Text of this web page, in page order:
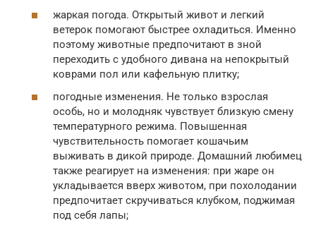
жаркая погода. Открытый живот и легкий
ветерок помогают быстрее охладиться. Именно
поэтому животные предпочитают в зной
переходить с удобного дивана на непокрытый
коврами пол или кафельную плитку;
погодные изменения. Не только взрослая
особь, но и молодняк чувствует близкую смену
температурного режима. Повышенная
чувствительность помогает кошачьим
выживать в дикой природе. Домашний любимец
также реагирует на изменения: при жаре он
укладывается вверх животом, при похолодании
предпочитает скручиваться клубком, поджимая
под себя лапы;